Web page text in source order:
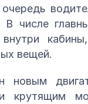
числе
вещей.